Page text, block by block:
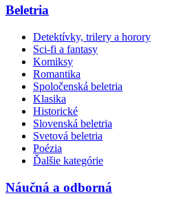
Beletria
Detektívky, trilery a horory
Sci-fi a fantasy
Komiksy
Romantika
Spoločenská beletria
Klasika
Historické
Slovenská beletria
Svetová beletria
Poézia
Ďalšie kategórie
Náučná a odborná